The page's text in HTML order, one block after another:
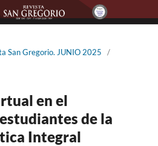
San Gregorio. JUNIO 2025
/
en el
de la
Integral